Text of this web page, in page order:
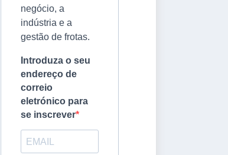
negócio, a
indústria e a
gestão de frotas.
Introduza o seu
endereço de
correio
eletrónico para
se inscrever